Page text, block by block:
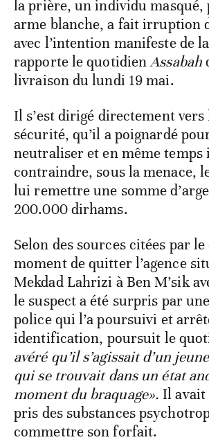
la prière, un individu masqué,
arme blanche, a fait irruption
avec l’intention manifeste de
rapporte le quotidienAssabah
livraison du lundi 19 mai.
Il s’est dirigé directement vers
sécurité, qu’il a poignardé
neutraliser et en même
contraindre, sous la menace,
lui remettre une somme
200.000 dirhams.
Selon des sources citées par
moment de quitter l’agence
Mekdad Lahrizi à Ben M’sik
le suspect a été surpris par
police qui l’a poursuivi et
identification, poursuit le
avéré qu’il s’agissait d’un
qui se trouvait dans un état
moment du braquage». Il avait
pris des substances
commettre son forfait.